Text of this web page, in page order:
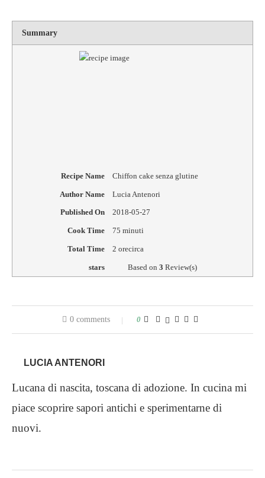
Summary
Recipe Name Chiffon cake senza glutine
Author Name Lucia Antenori
Published On 2018-05-27
Cook Time 75 minuti
Total Time 2 orecirca
stars Based on 3 Review(s)
0 comments 0
LUCIA ANTENORI
Lucana di nascita, toscana di adozione. In cucina mi
piace scoprire sapori antichi e sperimentarne di
nuovi.